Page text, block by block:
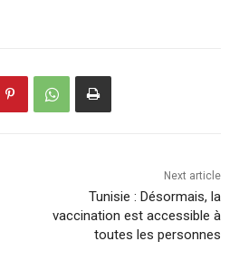
Next article
Tunisie : Désormais, la
vaccination est accessible à
toutes les personnes